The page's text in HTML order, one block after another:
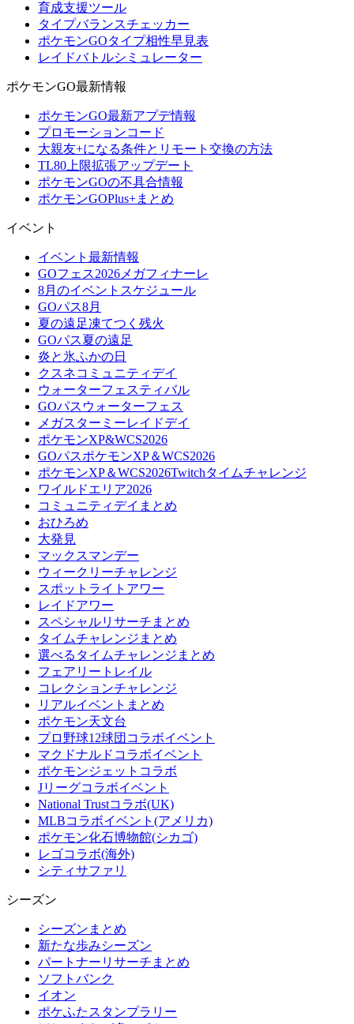
育成支援ツール
タイプバランスチェッカー
ポケモンGOタイプ相性早見表
レイドバトルシミュレーター
ポケモンGO最新情報
ポケモンGO最新アプデ情報
プロモーションコード
大親友+になる条件とリモート交換の方法
TL80上限拡張アップデート
ポケモンGOの不具合情報
ポケモンGOPlus+まとめ
イベント
イベント最新情報
GOフェス2026メガフィナーレ
8月のイベントスケジュール
GOパス8月
夏の遠足凍てつく残火
GOパス夏の遠足
炎と氷ふかの日
クスネコミュニティデイ
ウォーターフェスティバル
GOパスウォーターフェス
メガスターミーレイドデイ
ポケモンXP&WCS2026
GOパスポケモンXP＆WCS2026
ポケモンXP＆WCS2026Twitchタイムチャレンジ
ワイルドエリア2026
コミュニティデイまとめ
おひろめ
大発見
マックスマンデー
ウィークリーチャレンジ
スポットライトアワー
レイドアワー
スペシャルリサーチまとめ
タイムチャレンジまとめ
選べるタイムチャレンジまとめ
フェアリートレイル
コレクションチャレンジ
リアルイベントまとめ
ポケモン天文台
プロ野球12球団コラボイベント
マクドナルドコラボイベント
ポケモンジェットコラボ
Jリーグコラボイベント
National Trustコラボ(UK)
MLBコラボイベント(アメリカ)
ポケモン化石博物館(シカゴ)
レゴコラボ(海外)
シティサファリ
シーズン
シーズンまとめ
新たな歩みシーズン
パートナーリサーチまとめ
ソフトバンク
イオン
ポケふたスタンプラリー